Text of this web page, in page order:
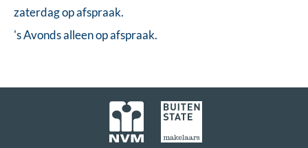
zaterdag op afspraak.
's Avonds alleen op afspraak.